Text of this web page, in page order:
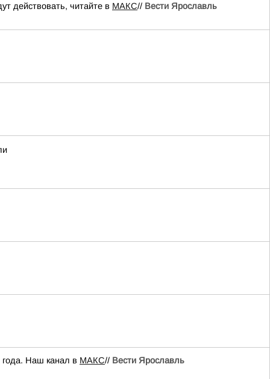
действовать, читайте в МАКС// Вести Ярославль
Наш канал в МАКС// Вести Ярославль